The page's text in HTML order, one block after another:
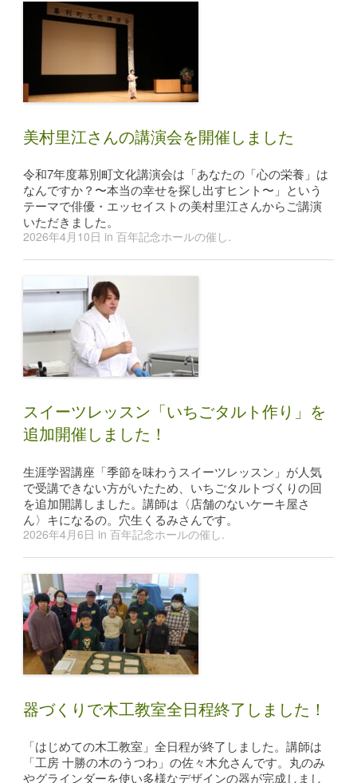
美村里江さんの講演会を開催しました
令和7年度幕別町文化講演会は「あなたの「心の栄養」は
なんですか？〜本当の幸せを探し出すヒント〜」という
テーマで俳優・エッセイストの美村里江さんからご講演
いただきました。
2026年4月10日 in百年記念ホールの催し.
スイーツレッスン「いちごタルト作り」を
追加開催しました！
生涯学習講座「季節を味わうスイーツレッスン」が人気
で受講できない方がいたため、いちごタルトづくりの回
を追加開講しました。講師は〈店舗のないケーキ屋さ
ん〉キになるの。穴生くるみさんです。
2026年4月6日 in百年記念ホールの催し.
器づくりで木工教室全日程終了しました！
「はじめての木工教室」全日程が終了しました。講師は
「工房 十勝の木のうつわ」の佐々木允さんです。丸のみ
やグラインダーを使い多様なデザインの器が完成しまし